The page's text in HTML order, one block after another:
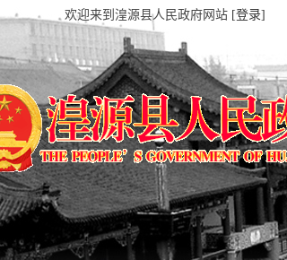
欢迎来到湟源县人民政府网站 [登录]